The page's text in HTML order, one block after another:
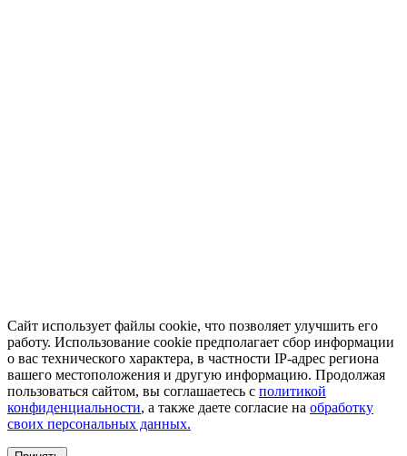
Сайт использует файлы cookie, что позволяет улучшить его
работу. Использование cookie предполагает сбор информации
о вас технического характера, в частности IP-адрес региона
вашего местоположения и другую информацию. Продолжая
пользоваться сайтом, вы соглашаетесь с политикой
конфиденциальности, а также даете согласие на обработку
своих персональных данных.